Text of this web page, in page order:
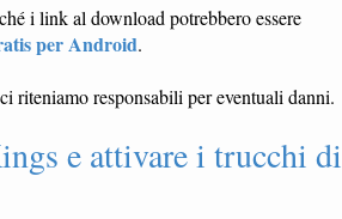
i link al download potrebbero essere
per Android.
riteniamo responsabili per eventuali danni.
e attivare i trucchi di